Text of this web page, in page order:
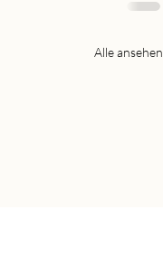
Alle ansehen